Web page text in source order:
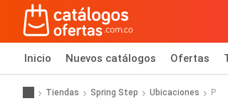
Inicio Nuevos catálogos Ofertas
Tiendas Spring Step Ubicaciones P